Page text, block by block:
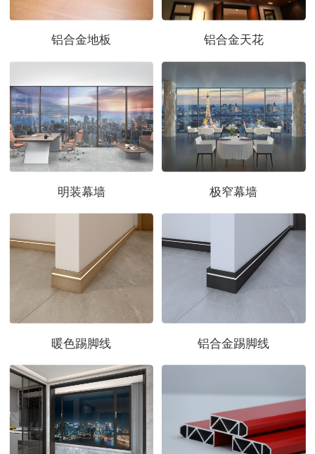
铝合金地板 铝合金天花
明装幕墙 极窄幕墙
暖色踢脚线 铝合金踢脚线